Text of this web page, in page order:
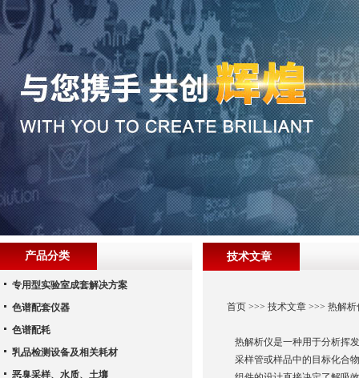
技术文章
首页>>> 技术文章>>> 热解析
热解析仪是一种用于分析挥
采样管或样品中的目标化合
产品分类
专用型实验室成套解决方案
色谱配套仪器
色谱配耗
乳品检测设备及相关耗材
恶臭采样、水质、土壤